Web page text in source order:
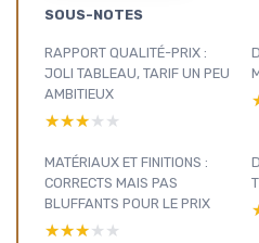
SOUS-NOTES
RAPPORT QUALITÉ-PRIX :
JOLI TABLEAU, TARIF UN PEU
AMBITIEUX
★★★★★
★★★★★
MATÉRIAUX ET FINITIONS :
CORRECTS MAIS PAS
BLUFFANTS POUR LE PRIX
★★★★★
★★★★★